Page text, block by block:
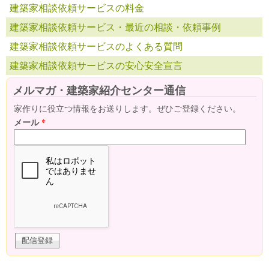
建築家相談依頼サービスの料金
建築家相談依頼サービス・最近の相談・依頼事例
建築家相談依頼サービスのよくある質問
建築家相談依頼サービスの安心安全宣言
メルマガ・建築家紹介センター通信
家作りに役立つ情報をお送りします。ぜひご登録ください。
メール*